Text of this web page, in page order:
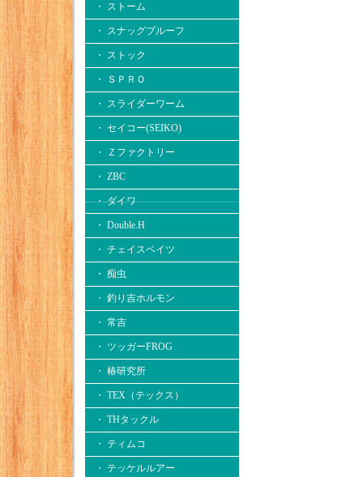
・ ストーム
・ スナッグプルーフ
・ ストック
・ ＳＰＲＯ
・ スライダーワーム
・ セイコー(SEIKO)
・ Ｚファクトリー
・ ZBC
・ ダイワ
・ Double.H
・ チェイスベイツ
・ 痴虫
・ 釣り吉ホルモン
・ 常吉
・ ツッガーFROG
・ 椿研究所
・ TEX（テックス）
・ THタックル
・ ティムコ
・ テッケルルアー